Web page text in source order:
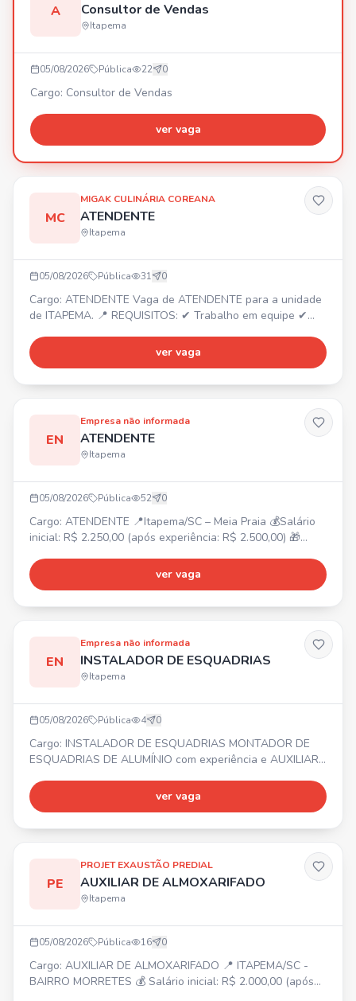
A Consultor de Vendas
Itapema
05/08/2026 Pública 22 0
Cargo: Consultor de Vendas
ver vaga
MC
MIGAK CULINÁRIA COREANA
ATENDENTE
Itapema
05/08/2026 Pública 31 0
Cargo: ATENDENTE Vaga de ATENDENTE para a unidade
de ITAPEMA. 📍 REQUISITOS: ✔ Trabalho em equipe ✔
currículo por WhatsApp e faça parte do nosso time!
ver vaga
EN
Empresa não informada
ATENDENTE
Itapema
05/08/2026 Pública 52 0
Cargo: ATENDENTE 📍Itapema/SC – Meia Praia 💰Salário
inicial: R$ 2.250,00 (após experiência: R$ 2.500,00) 🎁
noturno, Bonificação por metas, Gympass, 2 consultas
online com psicólogo/mês, Consulta nutricionista,
ver vaga
EN
Empresa não informada
INSTALADOR DE ESQUADRIAS
Itapema
05/08/2026 Pública 4 0
Cargo: INSTALADOR DE ESQUADRIAS MONTADOR DE
ESQUADRIAS DE ALUMÍNIO com experiência e AUXILIAR
Segunda a Sexta-feira 💰 Salário, Vale Alimentação,
Bonificação e Seguro de vida. ✅ Necessário experiência
ver vaga
PE
PROJET EXAUSTÃO PREDIAL
AUXILIAR DE ALMOXARIFADO
Itapema
05/08/2026 Pública 16 0
Cargo: AUXILIAR DE ALMOXARIFADO 📍 ITAPEMA/SC -
BAIRRO MORRETES 💰 Salário inicial: R$ 2.000,00 (após